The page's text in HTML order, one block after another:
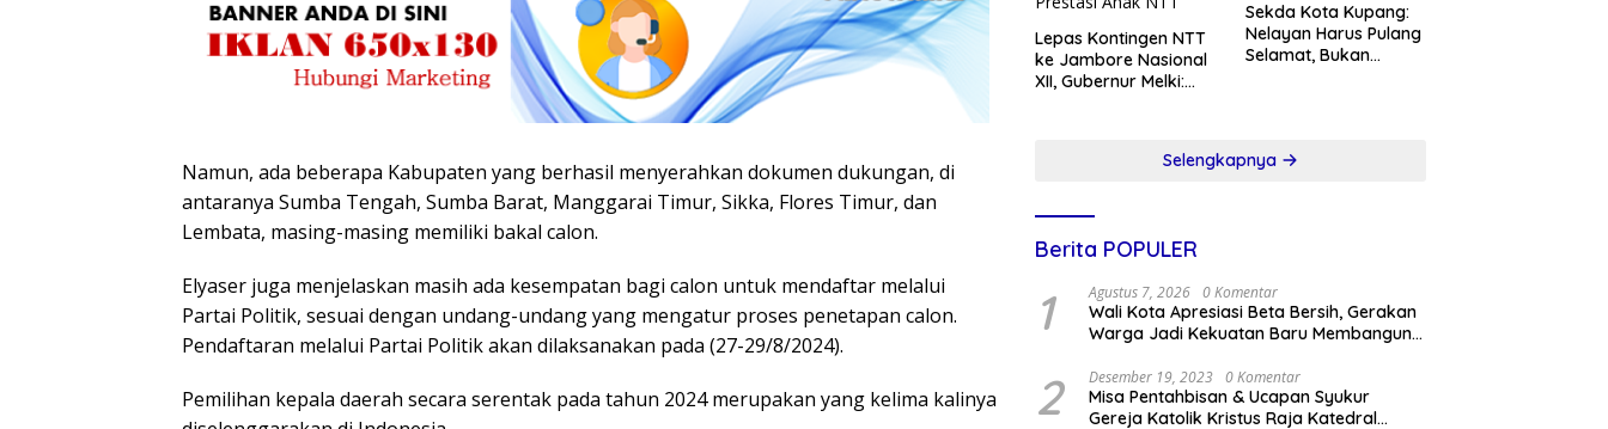
Namun, ada beberapa Kabupaten yang berhasil menyerahkan dokumen dukungan, di
antaranya Sumba Tengah, Sumba Barat, Manggarai Timur, Sikka, Flores Timur, dan
Lembata, masing-masing memiliki bakal calon.
Elyaser juga menjelaskan masih ada kesempatan bagi calon untuk mendaftar melalui
Partai Politik, sesuai dengan undang-undang yang mengatur proses penetapan calon.
Pendaftaran melalui Partai Politik akan dilaksanakan pada (27-29/8/2024).
Pemilihan kepala daerah secara serentak pada tahun 2024 merupakan yang kelima kalinya
Lepas Kontingen NTT
ke Jambore Nasional
XII, Gubernur Melki:
Sekda Kota Kupang:
Nelayan Harus Pulang
Selamat, Bukan
Selengkapnya
Berita POPULER
1 Agustus 7, 2026 0 Komentar
Wali Kota Apresiasi Beta Bersih, Gerakan
Warga Jadi Kekuatan Baru Membangun
2 Desember 19, 2023 0 Komentar
Misa Pentahbisan & Ucapan Syukur
Gereja Katolik Kristus Raja Katedral